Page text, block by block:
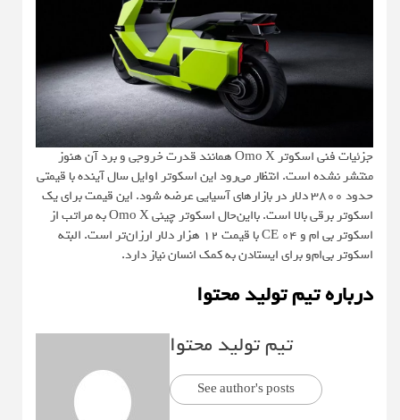
جزئیات فنی اسکوتر Omo X همانند قدرت خروجی و برد آن هنوز
منتشر نشده است. انتظار می‌رود این اسکوتر اوایل سال آینده با قیمتی
حدود ۳۸۰۰ دلار در بازارهای آسیایی عرضه شود. این قیمت برای یک
اسکوتر برقی بالا است. بااین‌حال اسکوتر چینی Omo X به مراتب از
اسکوتر بی ام و CE 04 با قیمت ۱۲ هزار دلار ارزان‌تر است. البته
اسکوتر بی‌ام‌و برای ایستادن به کمک انسان نیاز دارد.
درباره تیم تولید محتوا
تیم تولید محتوا
See author's posts